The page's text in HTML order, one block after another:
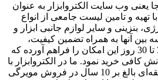
یعنی وب سایت الکتروابزار به عنوان
تهیه و تامین لیست جامعی از انواع
بنزینی و سایر لوازم جانبی ابزار و
بین آنها به همراه تضمین کیفیت،
اصالت و حتی بازگشت کالا تا 30 روز این امکان را فراهم آورده که
کافی خرید نمود. ما در الکتروابزار با
تکیه بر تجربه حاصل از سابقه‌ای بالغ بر 10 سال در فروش مویرگی